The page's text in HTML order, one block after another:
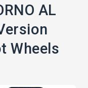
AL
Wheels